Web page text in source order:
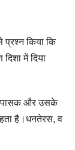
प्रश्न किया कि
में दिया
और उसके
है।धनतेरस, व